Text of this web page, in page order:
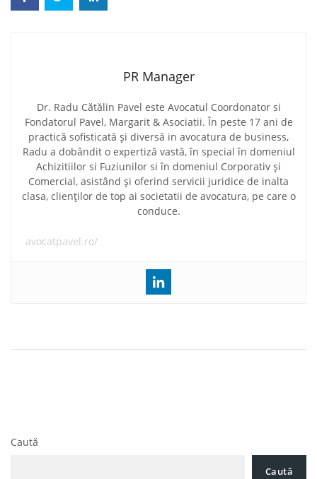
PR Manager
Dr. Radu Cătălin Pavel este Avocatul Coordonator si
Fondatorul Pavel, Margarit & Asociatii. În peste 17 ani de
practică sofisticată și diversă in avocatura de business,
Radu a dobândit o expertiză vastă, în special în domeniul
Achizitiilor si Fuziunilor si în domeniul Corporativ și
Comercial, asistând și oferind servicii juridice de inalta
clasa, clienților de top ai societatii de avocatura, pe care o
conduce.
avocatpavel.ro/
Caută
Caută